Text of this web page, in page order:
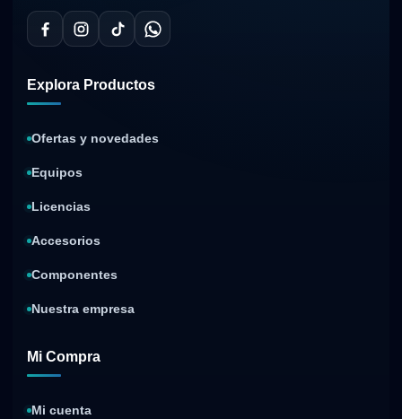
Explora Productos
Ofertas y novedades
Equipos
Licencias
Accesorios
Componentes
Nuestra empresa
Mi Compra
Mi cuenta